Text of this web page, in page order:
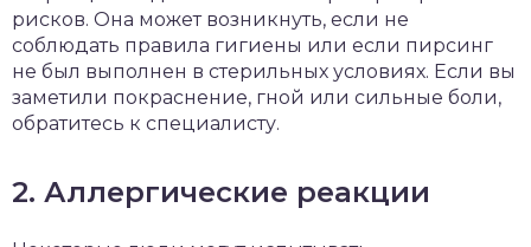
рисков. Она может возникнуть, если не
соблюдать правила гигиены или если пирсинг
не был выполнен в стерильных условиях. Если вы
заметили покраснение, гной или сильные боли,
обратитесь к специалисту.
2. Аллергические реакции